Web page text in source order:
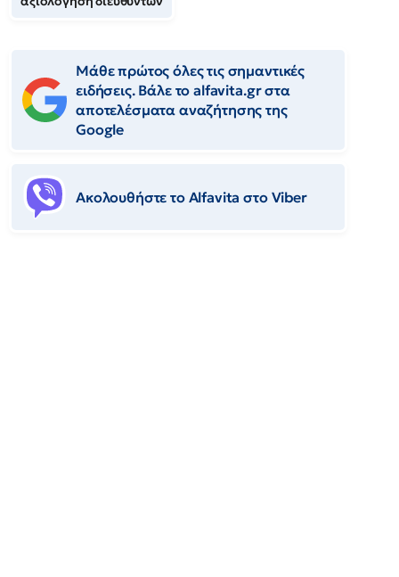
Μάθε πρώτος όλες τις σημαντικές
ειδήσεις. Βάλε το alfavita.gr στα
αποτελέσματα αναζήτησης της
Google
Ακολουθήστε το Αlfavita στο Viber